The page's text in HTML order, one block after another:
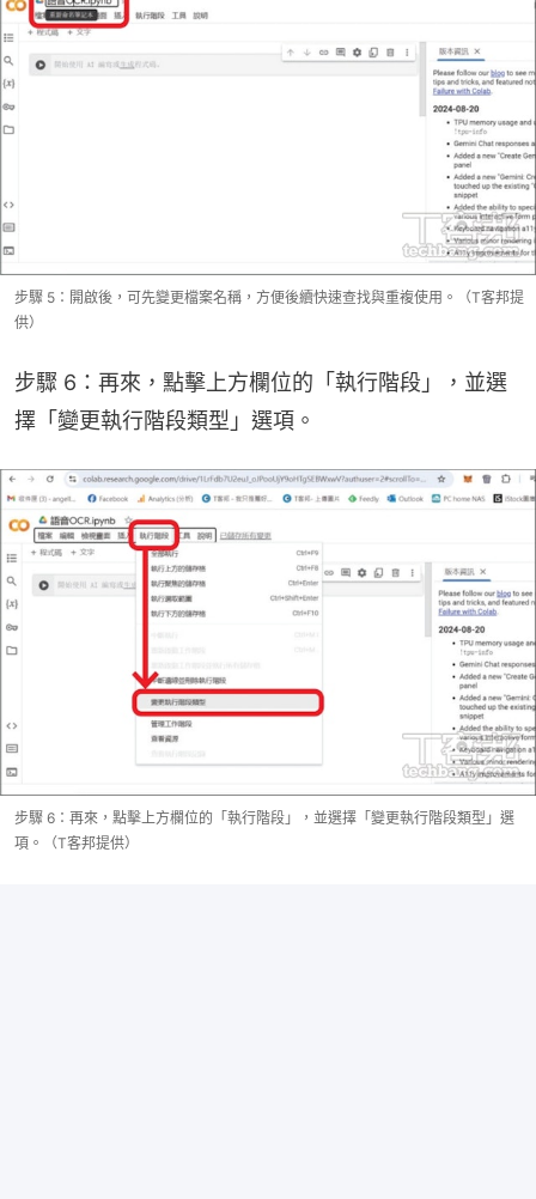
步驟 5：開啟後，可先變更檔案名稱，方便後續快速查找與重複使用。（T客邦提
供）
步驟 6：再來，點擊上方欄位的「執行階段」，並選
擇「變更執行階段類型」選項。
步驟 6：再來，點擊上方欄位的「執行階段」，並選擇「變更執行階段類型」選
項。（T客邦提供）